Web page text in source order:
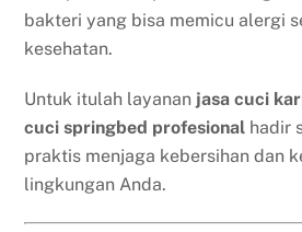
bakteri yang bisa memicu alergi
kesehatan.
Untuk itulah layanan jasa cuci
cuci springbed profesional hadir
praktis menjaga kebersihan dan
lingkungan Anda.